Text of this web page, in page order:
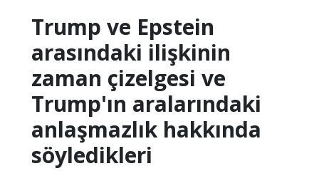
Trump ve Epstein
arasındaki ilişkinin
zaman çizelgesi ve
Trump'ın aralarındaki
anlaşmazlık hakkında
söyledikleri